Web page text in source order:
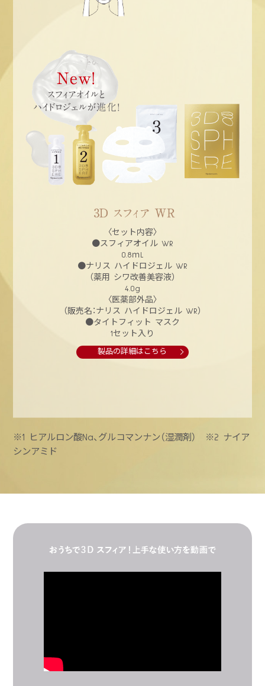
〈セット内容〉
●スフィアオイル WR
0.8ｍL
●ナリス ハイドロジェル WR
（薬用 シワ改善美容液）
4.0g
〈医薬部外品〉
（販売名：ナリス ハイドロジェル WR）
●タイトフィット マスク
1セット入り
製品の詳細はこちら
※1 ヒアルロン酸Na、グルコマンナン（湿潤剤） ※2 ナイア
シンアミド